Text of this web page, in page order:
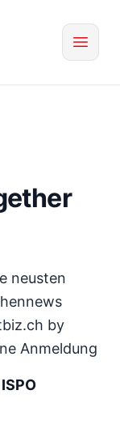
neusten
by
Anmeldung